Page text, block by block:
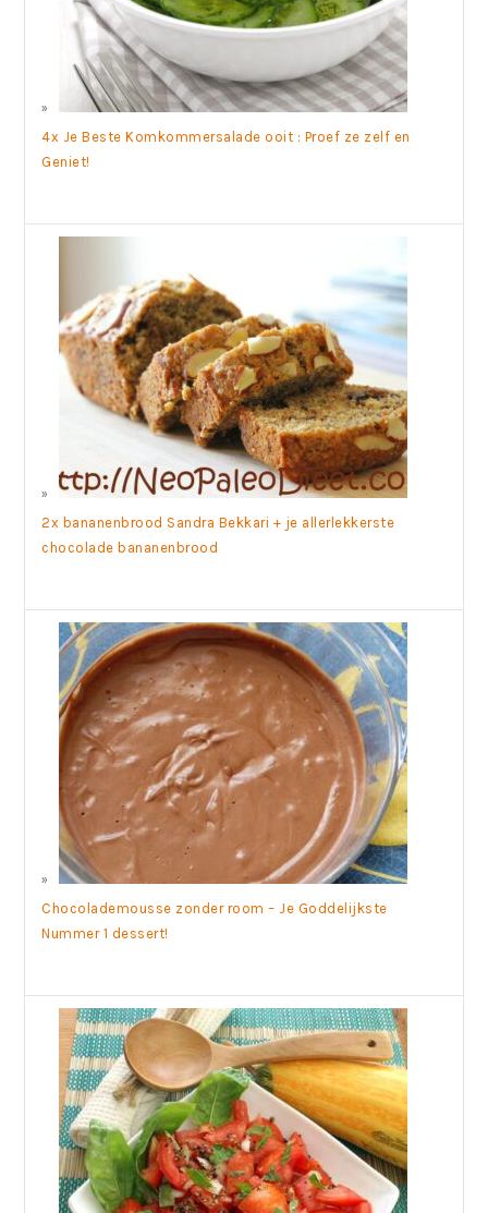
4x Je Beste Komkommersalade ooit : Proef ze zelf en
Geniet!
2x bananenbrood Sandra Bekkari + je allerlekkerste
chocolade bananenbrood
Chocolademousse zonder room – Je Goddelijkste
Nummer 1 dessert!